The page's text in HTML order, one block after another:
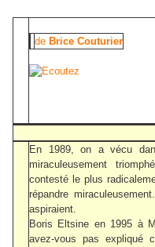
de Brice Couturier
En 1989, on a vécu
miraculeusement
contesté le plus
répandre
aspiraient.
Boris Eltsine en 1995 à
avez-vous pas expliqué